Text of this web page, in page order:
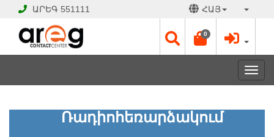
ԱՐԵԳ 551111 ՀԱՅ
0
ՆՈՐ
Ռադիոհեռարձակում